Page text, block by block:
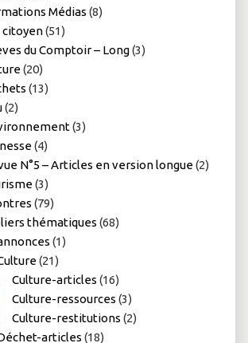
Médias (8)
citoyen(51)
du Comptoir – Long(3)
(20)
(13)
(2)
(3)
(4)
N°5 – Articles en version longue(2)
(3)
(79)
thématiques (68)
(1)
(21)
Culture-articles (16)
Culture-ressources (3)
Culture-restitutions (2)
articles (18)